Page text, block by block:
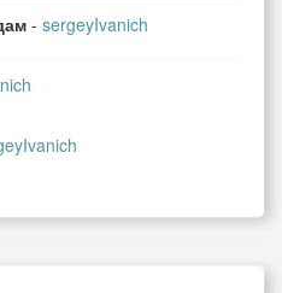
- sergeyIvanich